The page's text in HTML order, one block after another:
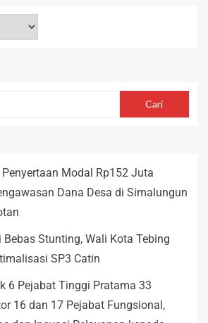
Modal Rp152 Juta
Dana Desa di Simalungun
Bebas Stunting, Wali Kota Tebing
SP3 Catin
6 Pejabat Tinggi Pratama 33
16 dan 17 Pejabat Fungsional,